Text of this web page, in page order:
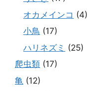
オカメインコ (4)
小鳥 (17)
ハリネズミ (25)
爬虫類 (17)
亀 (12)